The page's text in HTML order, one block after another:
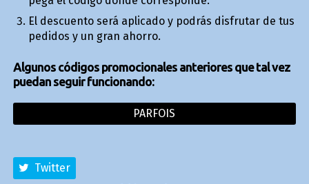
El descuento será aplicado y podrás disfrutar de tus
pedidos y un gran ahorro.
Algunos códigos promocionales anteriores que tal vez
puedan seguir funcionando:
PARFOIS
Twitter